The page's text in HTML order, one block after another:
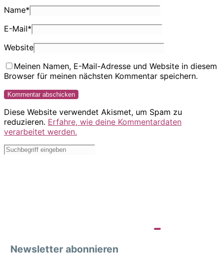
Name*
E-Mail*
Website
Meinen Namen, E-Mail-Adresse und Website in diesem
Browser für meinen nächsten Kommentar speichern.
Diese Website verwendet Akismet, um Spam zu
reduzieren. Erfahre, wie deine Kommentardaten
verarbeitet werden.
Newsletter abonnieren